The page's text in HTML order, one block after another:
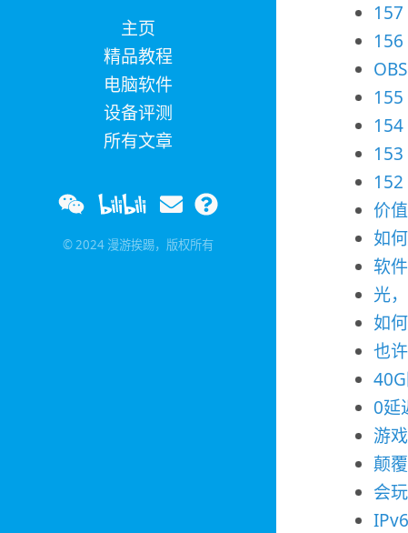
主页
精品教程
电脑软件
设备评测
所有文章
© 2024 漫游挨踢，版权所有
156
154
价
如
软
光
如
也
0延
游
颠
会